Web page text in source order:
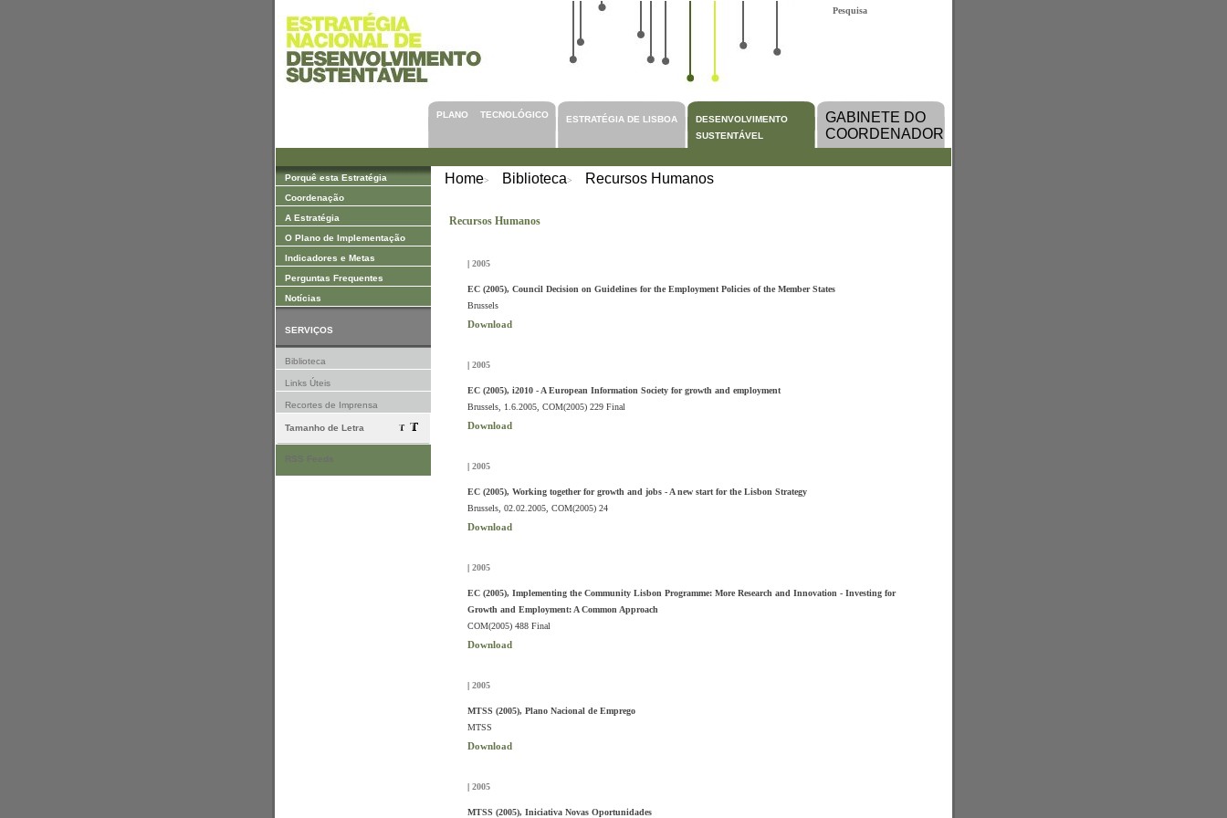
Pesquisa
PLANO TECNOLÓGICO
ESTRATÉGIA DE LISBOA
DESENVOLVIMENTO
SUSTENTÁVEL
GABINETE DO
COORDENADOR
Porquê esta Estratégia
Coordenação
A Estratégia
O Plano de Implementação
Indicadores e Metas
Perguntas Frequentes
Notícias
SERVIÇOS
Biblioteca
Links Úteis
Recortes de Imprensa
Tamanho de Letra
Home> Biblioteca> Recursos Humanos
Recursos Humanos
| 2005
EC (2005), Council Decision on Guidelines for the Employment Policies of the Member States
Brussels
Download
| 2005
EC (2005), i2010 - A European Information Society for growth and employment
Brussels, 1.6.2005, COM(2005) 229 Final
Download
| 2005
EC (2005), Working together for growth and jobs - A new start for the Lisbon Strategy
Brussels, 02.02.2005, COM(2005) 24
Download
| 2005
EC (2005), Implementing the Community Lisbon Programme: More Research and Innovation - Investing for
Growth and Employment: A Common Approach
COM(2005) 488 Final
Download
| 2005
MTSS (2005), Plano Nacional de Emprego
MTSS
Download
| 2005
MTSS (2005), Iniciativa Novas Oportunidades